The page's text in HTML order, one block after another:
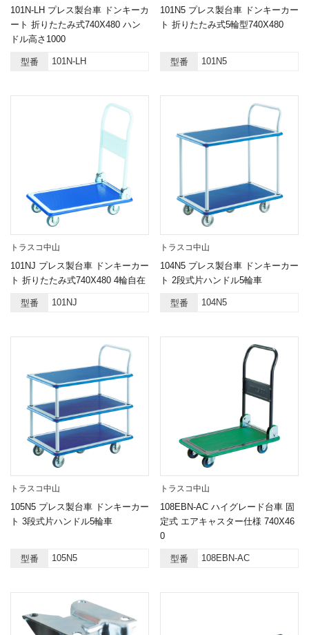
101N-LH プレス製台車 ドンキーカ
ート 折りたたみ式740X480 ハン
ドル高さ1000
型番 101N-LH
101N5 プレス製台車 ドンキーカー
ト 折りたたみ式5輪型740X480
型番 101N5
トラスコ中山
101NJ プレス製台車 ドンキーカー
ト 折りたたみ式740X480 4輪自在
型番 101NJ
トラスコ中山
104N5 プレス製台車 ドンキーカー
ト 2段式片ハンドル5輪車
型番 104N5
トラスコ中山
105N5 プレス製台車 ドンキーカー
ト 3段式片ハンドル5輪車
型番 105N5
トラスコ中山
108EBN-AC ハイグレード台車 固
定式 エアキャスター仕様 740X46
0
型番 108EBN-AC